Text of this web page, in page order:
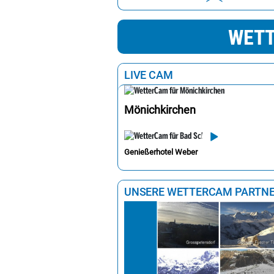
Eisenstadt
LIVE CAM
Mönichkirchen
Genießerhotel Weber
UNSERE WETTERCAM